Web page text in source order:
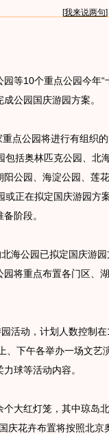
[我来说两句]
10个重点公园今年“
公园国庆游园方案。
点公园将进行有组织
包括奥林匹克公园、北
公园、海淀公园、莲
正在拟定国庆游园方
阶段。
公园已拟定国庆游园
将重点布置各门区、
动，计划人数控制在1
、下午各举办一场文艺
球等活动内容。
大红灯笼，其中琼岛
庆花卉布置将按照北京